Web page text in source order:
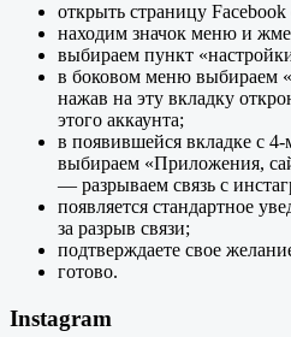
открыть страницу
находим значок меню и
выбираем пункт
в боковом меню выбираем
нажав на эту вкладку
этого аккаунта;
в появившейся вкладке с
выбираем «Приложения,
— разрываем связь с
появляется стандартное
за разрыв связи;
подтверждаете свое
готово.
Instagram